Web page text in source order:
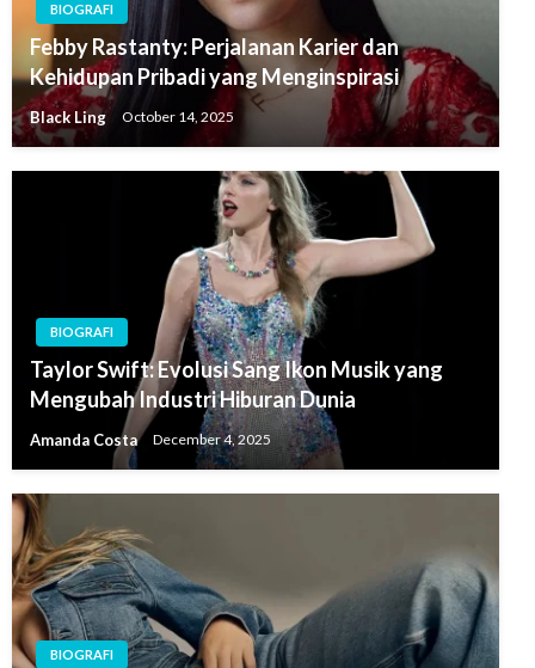
BIOGRAFI
Febby Rastanty: Perjalanan Karier dan
Kehidupan Pribadi yang Menginspirasi
Black Ling October 14, 2025
BIOGRAFI
Taylor Swift: Evolusi Sang Ikon Musik yang
Mengubah Industri Hiburan Dunia
Amanda Costa December 4, 2025
BIOGRAFI